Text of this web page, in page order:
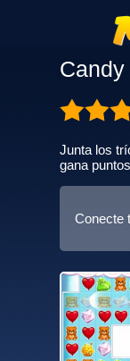
Junta los
gana
Conecte